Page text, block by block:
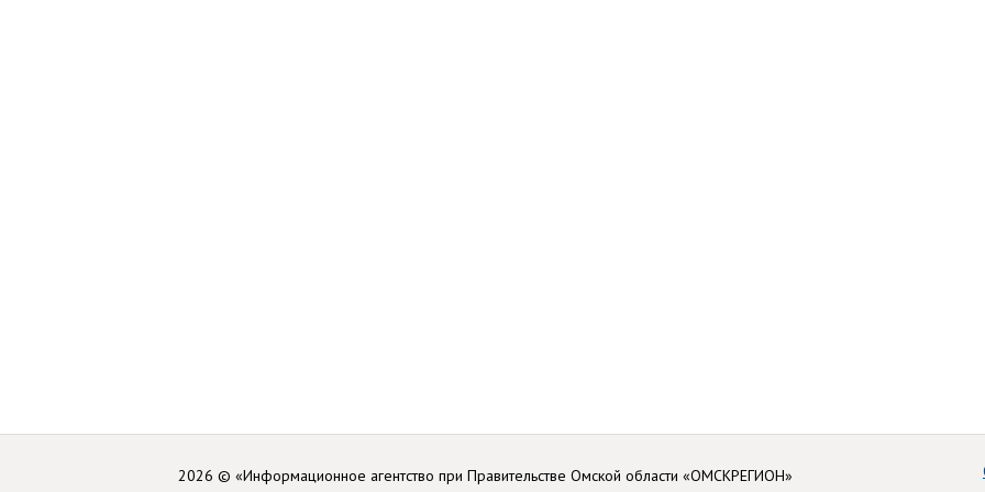
2026 © «Информационное агентство при Правительстве Омской области «ОМСКРЕГИОН»